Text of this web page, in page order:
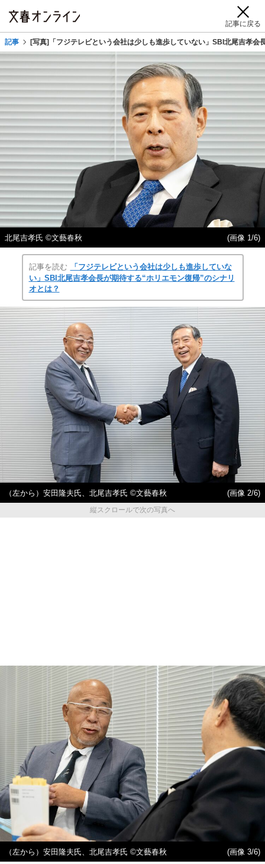
記事に戻る
記事 [写真]「フジテレビという会社は少しも進歩していない」SBI北尾吉孝会
北尾吉孝氏 ©文藝春秋 (画像 1/6)
記事を読む
「フジテレビという会社は少しも進歩していな
い」SBI北尾吉孝会長が期待する“ホリエモン復帰”のシナリ
オとは？
（左から）安田隆夫氏、北尾吉孝氏 ©文藝春秋
(画像 2/6)
縦スクロールで次の写真へ
（左から）安田隆夫氏、北尾吉孝氏 ©文藝春秋 (画像 3/6)